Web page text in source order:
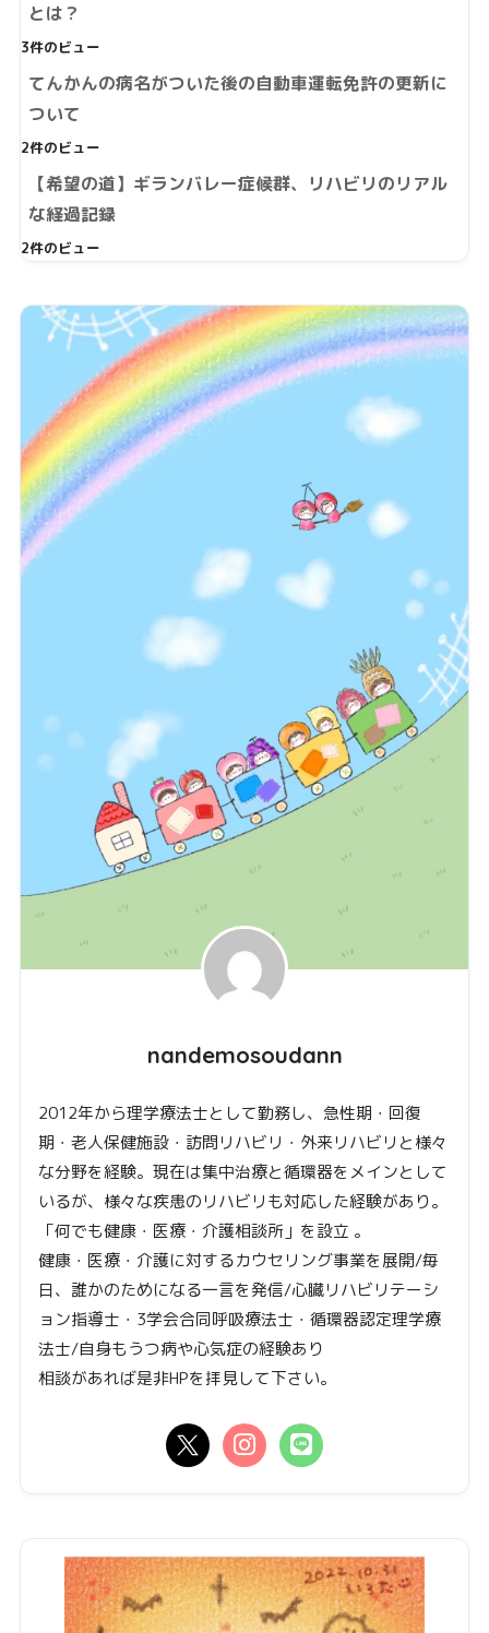
とは？
3件のビュー
てんかんの病名がついた後の自動車運転免許の更新に
ついて
2件のビュー
【希望の道】ギランバレー症候群、リハビリのリアル
な経過記録
2件のビュー
nandemosoudann
2012年から理学療法士として勤務し、急性期・回復
期・老人保健施設・訪問リハビリ・外来リハビリと様々
な分野を経験。現在は集中治療と循環器をメインとして
いるが、様々な疾患のリハビリも対応した経験があり。
「何でも健康・医療・介護相談所」を設立 。
健康・医療・介護に対するカウセリング事業を展開/毎
日、誰かのためになる一言を発信/心臓リハビリテーシ
ョン指導士・3学会合同呼吸療法士・循環器認定理学療
法士/自身もうつ病や心気症の経験あり
相談があれば是非HPを拝見して下さい。